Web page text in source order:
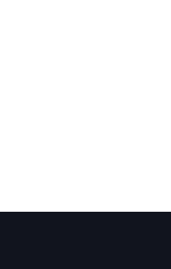
в режимі реального часу.
довше.